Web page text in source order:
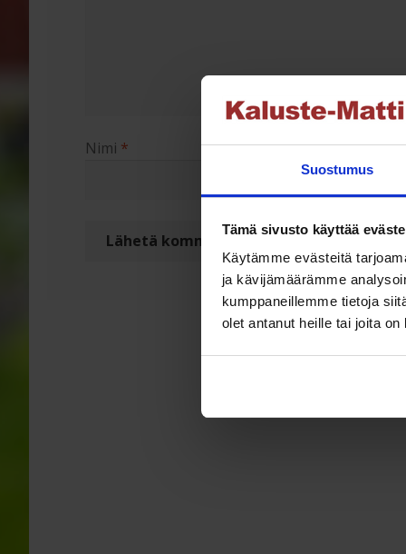
Suostumus
Tämä sivusto käyttää
Käytämme evästeitä
ja kävijämäärämme
kumppaneillemme tietoja
olet antanut heille tai joita
Nimi *